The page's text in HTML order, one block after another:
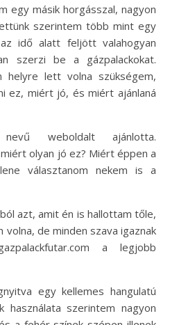
egy másik horgásszal, nagyon
szerintem több mint egy
idő alatt feljött valahogyan
szerzi be a gázpalackokat.
lett volna szükségem,
ez, miért jó, és miért ajánlaná
nevű weboldalt ajánlotta.
olyan jó ez? Miért éppen a
választanom nekem is a
azt, amit én is hallottam tőle,
de minden szava igaznak
a legjobb
egy kellemes hangulatú
használata szerintem nagyon